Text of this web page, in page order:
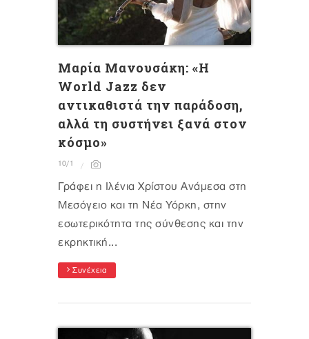
Μαρία Μανουσάκη: «Η
World Jazz δεν
αντικαθιστά την παράδοση,
αλλά τη συστήνει ξανά στον
κόσμο»
10/1
Γράφει η Ιλένια Χρίστου Ανάμεσα στη
Μεσόγειο και τη Νέα Υόρκη, στην
εσωτερικότητα της σύνθεσης και την
εκρηκτική...
Συνέχεια